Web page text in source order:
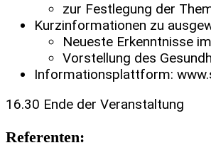
zur Festlegung der
Kurzinformationen zu
Neueste Erkenntnisse
Vorstellung des
Informationsplattform:
16.30 Ende der Veranstaltung
Referenten: